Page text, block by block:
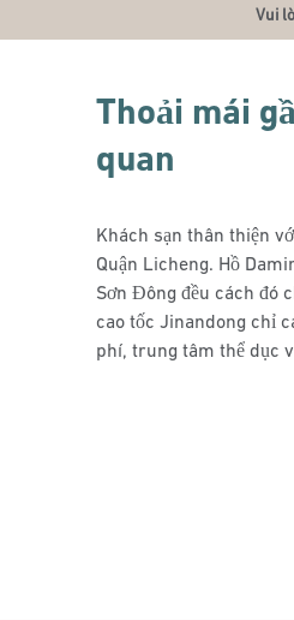
Vui
Gọi
Thoải mái
quan
Khách sạn thân thiện
Quận Licheng. Hồ
Sơn Đông đều cách đó
cao tốc Jinandong chỉ
phí, trung tâm thể dục